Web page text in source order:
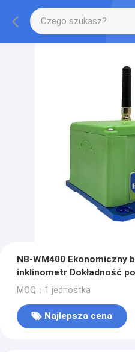
NB-WM400 Ekonomiczny
inklinometr Dokładność
MOQ：1 jednostka
Najlepsza cena